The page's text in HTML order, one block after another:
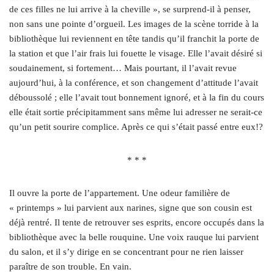
de ces filles ne lui arrive à la cheville », se surprend-il à penser,
non sans une pointe d’orgueil. Les images de la scène torride à la
bibliothèque lui reviennent en tête tandis qu’il franchit la porte de
la station et que l’air frais lui fouette le visage. Elle l’avait désiré si
soudainement, si fortement… Mais pourtant, il l’avait revue
aujourd’hui, à la conférence, et son changement d’attitude l’avait
déboussolé ; elle l’avait tout bonnement ignoré, et à la fin du cours
elle était sortie précipitamment sans même lui adresser ne serait-ce
qu’un petit sourire complice. Après ce qui s’était passé entre eux!?
* * *
Il ouvre la porte de l’appartement. Une odeur familière de
« printemps » lui parvient aux narines, signe que son cousin est
déjà rentré. Il tente de retrouver ses esprits, encore occupés dans la
bibliothèque avec la belle rouquine. Une voix rauque lui parvient
du salon, et il s’y dirige en se concentrant pour ne rien laisser
paraître de son trouble. En vain.